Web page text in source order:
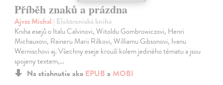
Příběh znaků a prázdna
Ajvaz Michal | Elektronická kniha
Kniha esejů o Italu Calvinovi, Witoldu Gombrowiczovi, Henri
Michauxovi, Raineru Marii Rilkovi, Williamu Gibsonovi, Ivanu
Wernischovi aj. Všechny eseje krouží kolem jediného tématu a jsou
spojeny textem,…
Na stiahnutie ako EPUB a MOBI